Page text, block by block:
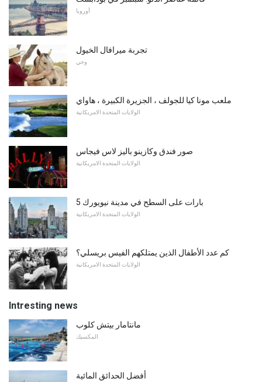
أوروبا
تجربة ميرافال الخيول
وحي
ملعب مونا كيا للجولف ، الجزيرة الكبيرة ، هاواي
الولايات المتحدة الامريكانية
صور فندق وكازينو باليز لاس فيجاس
الولايات المتحدة الامريكانية
5 بارات على السطح في مدينة نيويورك
الولايات المتحدة الامريكانية
كم عدد الأطفال الذين يمتلكهم الفيس بريسلي؟
الولايات المتحدة الامريكانية
Intresting news
مانتامار بيتش كلوب
المكسيك
أفضل الحدائق المائية